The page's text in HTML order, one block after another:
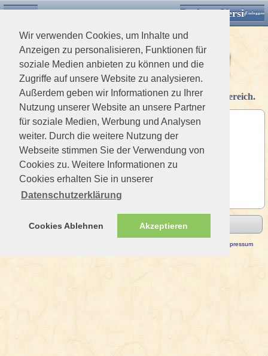
Wir verwenden Cookies, um Inhalte und
Anzeigen zu personalisieren, Funktionen für
soziale Medien anbieten zu können und die
Zugriffe auf unsere Website zu analysieren.
Außerdem geben wir Informationen zu Ihrer
Nutzung unserer Website an unsere Partner
für soziale Medien, Werbung und Analysen
weiter. Durch die weitere Nutzung der
Webseite stimmen Sie der Verwendung von
Cookies zu. Weitere Informationen zu
Cookies erhalten Sie in unserer
Datenschutzerklärung
Cookies Ablehnen Akzeptieren
Desktop VersionEinloggen
Nur registrierte Mitglieder haben Zugriff auf diesen Bereich.
Benutzername
Passwort
angeneldet bleiben
Absenden
Impressum